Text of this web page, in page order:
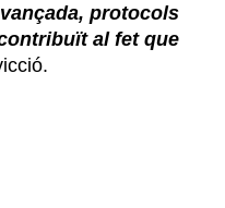
protocols
al fet que